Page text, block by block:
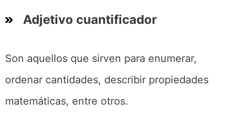
Adjetivo cuantificador
Son aquellos que sirven para enumerar,
ordenar cantidades, describir propiedades
matemáticas, entre otros.